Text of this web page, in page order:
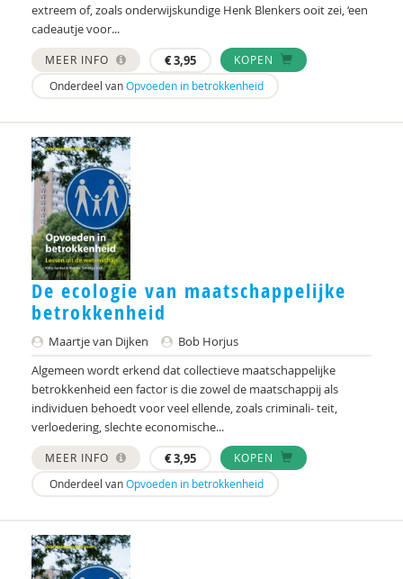
Pieter van Dijk
Maartje van Dijken
Anne Bert Dijkstra
Marjolijn Distelbrink
Marjolijn Distelbrink
Peter van der Doef
Joep Dohmen
Eef Dooren
Johannes Drerup
J.H. van Driel
Ireen Dubel
Iris Duinmeijer
Edith van Eck
Christel Eijkholt
Regina van den Eijnden
Minne Fekkes
extreem of, zoals onderwijskundige Henk Blenkers ooit zei, ‘een
cadeautje voor...
MEER INFO €3,95
KOPEN
Onderdeel vanOpvoeden in betrokkenheid
De ecologie van maatschappelijke
betrokkenheid
Maartje van Dijken
Bob Horjus
Algemeen wordt erkend dat collectieve maatschappelijke
betrokkenheid een factor is die zowel de maatschappij als
individuen behoedt voor veel ellende, zoals criminali- teit,
verloedering, slechte economische...
MEER INFO €3,95
KOPEN
Onderdeel vanOpvoeden in betrokkenheid